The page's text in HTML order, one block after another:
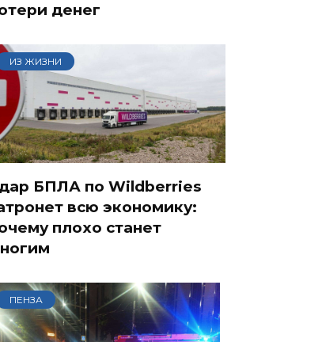
денег
ИЗ ЖИЗНИ
БПЛА по Wildberries
всю экономику:
плохо станет
ПЕНЗА